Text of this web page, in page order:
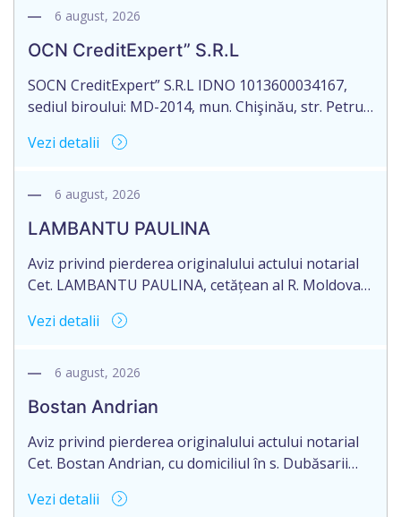
Servicii Publice, anunţă pierderea Testamentului
notarul Mamadjanova Tatiana, originalul căruia se
păstrează în arhiva […]
6 august, 2026
OCN CreditExpert” S.R.L
SOCN CreditExpert” S.R.L IDNO 1013600034167,
sediul biroului: MD-2014, mun. Chişinău, str. Petru
cunoștință pierderea originalului actului notarial:
26.03.2026, autentificat de notarul Dumbrava
Vezi detalii
6 august, 2026
LAMBANTU PAULINA
Aviz privind pierderea originalului actului notarial
Cet. LAMBANTU PAULINA, cetățean al R. Moldova,
domiciliată în R. Moldova, r-nul Anenii Noi, satul
actului notarial: Certificatului de moștenitor
notarul din or. Sîngerei – G. Horoșaia (licența nr.
027).
Vezi detalii
6 august, 2026
Bostan Andrian
Aviz privind pierderea originalului actului notarial
Cet. Bostan Andrian, cu domiciliul în s. Dubăsarii
originalului actului notarial: Certificatului de
Vezi detalii